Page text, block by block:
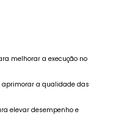
melhorar a execução no
aprimorar a qualidade das
elevar desempenho e